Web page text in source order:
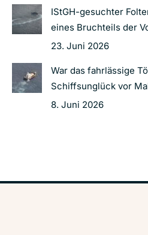
IStGH-gesuchter
eines Bruchteils der
23. Juni 2026
War das fahrlässige
Schiffsunglück vor
8. Juni 2026